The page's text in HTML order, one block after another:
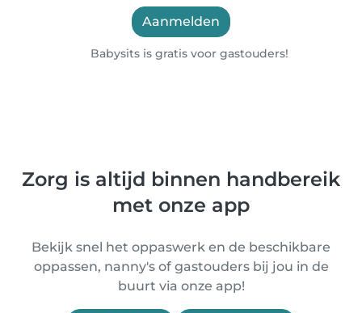
Aanmelden
Babysits is gratis voor gastouders!
Zorg is altijd binnen handbereik
met onze app
Bekijk snel het oppaswerk en de beschikbare
oppassen, nanny's of gastouders bij jou in de
buurt via onze app!